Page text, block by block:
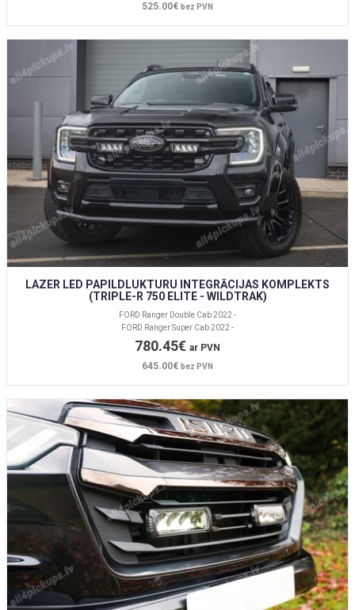
525.00€ bez PVN
LAZER LED PAPILDLUKTURU INTEGRĀCIJAS KOMPLEKTS
(TRIPLE-R 750 ELITE - WILDTRAK)
FORD Ranger Double Cab 2022 -
FORD Ranger Super Cab 2022 -
780.45€ ar PVN
645.00€ bez PVN